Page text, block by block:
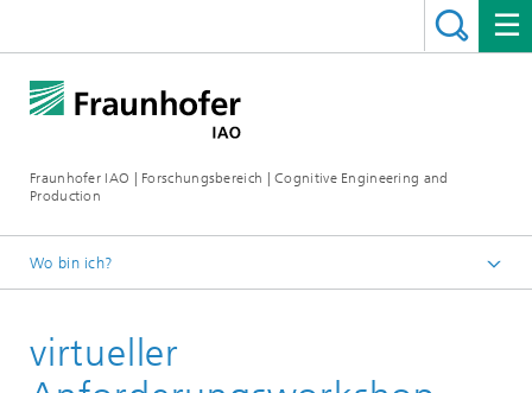
Fraunhofer IAO | Forschungsbereich | Cognitive Engineering and
Production
Wo bin ich?
Forschung
Ultraeffizienz4Industriegebiete
virtueller